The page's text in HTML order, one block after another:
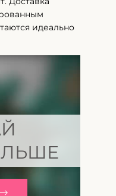
идеально